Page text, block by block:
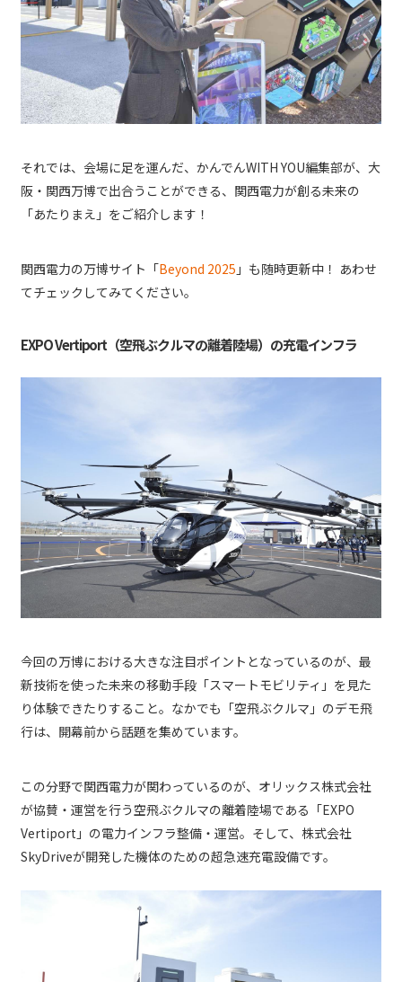
それでは、会場に足を運んだ、かんでんWITH YOU編集部が、大
阪・関西万博で出合うことができる、関西電力が創る未来の
「あたりまえ」をご紹介します！
関西電力の万博サイト「Beyond 2025 」も随時更新中！ あわせ
てチェックしてみてください。
EXPO Vertiport（空飛ぶクルマの離着陸場）の充電インフラ
今回の万博における大きな注目ポイントとなっているのが、最
新技術を使った未来の移動手段「スマートモビリティ」を見た
り体験できたりすること。なかでも「空飛ぶクルマ」のデモ飛
行は、開幕前から話題を集めています。
この分野で関西電力が関わっているのが、オリックス株式会社
が協賛・運営を行う空飛ぶクルマの離着陸場である「EXPO
Vertiport」の電力インフラ整備・運営。そして、株式会社
SkyDriveが開発した機体のための超急速充電設備です。